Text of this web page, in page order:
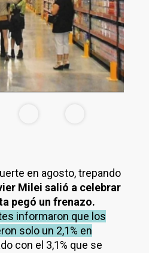
en agosto, trepando
Milei salió a celebrar
pegó un frenazo.
informaron que los
solo un 2,1% en
con el 3,1% que se